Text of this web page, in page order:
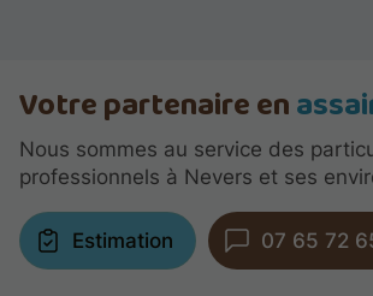
Votre partenaire en
Nous sommes au service des
professionnels à Nevers et ses
Estimation 07 65 72